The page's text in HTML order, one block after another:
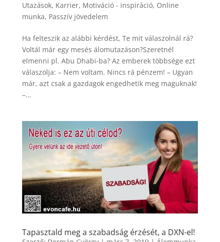
Utazások, Karrier, Motiváció - inspiráció, Online
munka, Passzív jövedelem
Ha felteszik az alábbi kérdést, Te mit válaszolnál rá?
Voltál már egy mesés álomutazáson?Szeretnél
elmenni pl. Abu Dhabi-ba? Az emberek többsége ezt
válaszolja: – Nem voltam. Nincs rá pénzem! – Ugyan
már, azt csak a gazdagok engedhetik meg maguknak!
–...
Tapasztald meg a szabadság érzését, a DXN-el!